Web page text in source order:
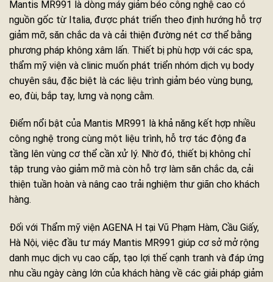
Mantis MR991 là dòng máy giảm béo công nghệ cao có
nguồn gốc từ Italia, được phát triển theo định hướng hỗ trợ
giảm mỡ, săn chắc da và cải thiện đường nét cơ thể bằng
phương pháp không xâm lấn. Thiết bị phù hợp với các spa,
thẩm mỹ viện và clinic muốn phát triển nhóm dịch vụ body
chuyên sâu, đặc biệt là các liệu trình giảm béo vùng bụng,
eo, đùi, bắp tay, lưng và nọng cằm.
Điểm nổi bật của Mantis MR991 là khả năng kết hợp nhiều
công nghệ trong cùng một liệu trình, hỗ trợ tác động đa
tầng lên vùng cơ thể cần xử lý. Nhờ đó, thiết bị không chỉ
tập trung vào giảm mỡ mà còn hỗ trợ làm săn chắc da, cải
thiện tuần hoàn và nâng cao trải nghiệm thư giãn cho khách
hàng.
Đối với Thẩm mỹ viện AGENA H tại Vũ Phạm Hàm, Cầu Giấy,
Hà Nội, việc đầu tư máy Mantis MR991 giúp cơ sở mở rộng
danh mục dịch vụ cao cấp, tạo lợi thế cạnh tranh và đáp ứng
nhu cầu ngày càng lớn của khách hàng về các giải pháp giảm